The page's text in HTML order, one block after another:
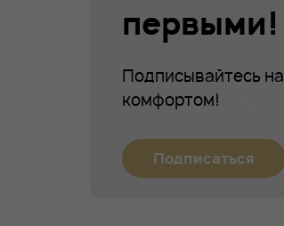
первыми!
Подписывайтесь
комфортом!
Подписаться